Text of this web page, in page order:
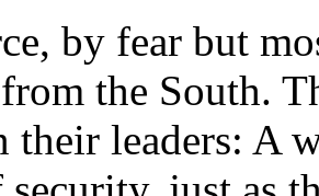
by fear but
the South.
their leaders: A